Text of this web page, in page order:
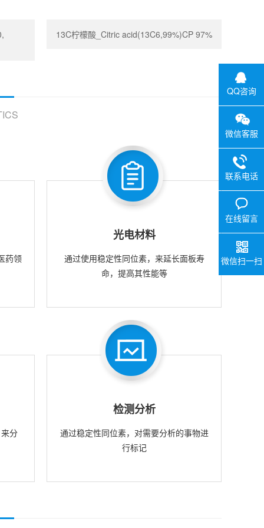
13C柠檬酸_Citric acid(13C6,99%)CP 97%
药领
光电材料
通过使用稳定性同位素，来延长面板寿
命，提高其性能等
分
检测分析
通过稳定性同位素，对需要分析的事物进
行标记
QQ咨询
微信客服
联系电话
在线留言
微信扫一扫